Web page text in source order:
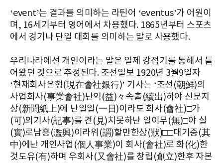
‘event’는 결과를 의미하는 라틴어 ‘eventus’가 어원이
며, 16세기부터 영어에서 차용했다. 1865년부터 스포츠
에서 경기나 단일 대회를 의미하는 말로 사용했다.
우리나라에선 개인이라는 말은 일제 강점기를 통해서 들
어왔던 것으로 추정된다. 조선일보 1920년 3월9일자
‘현재회사은행(現在會社銀行)’ 기사는 ‘조선(朝鮮)의
사업회사(事業會社)난익(益)々속출(續出)하야 신문지
상(新聞紙上)에 난일일(一日)이라도 회사(會社)□가
(可)의기사(記事)를 견(見)치못하난 일이무(無)□야 실
(實)로남흥(濫興)이라위(謂)할만한상(狀)□□대기중(其
中)에난 개인사업(個人事業)이 회사(會社)로 화(化)한
것도유(有)하며 우회사(又會社)를 창립(創立)한후 자본